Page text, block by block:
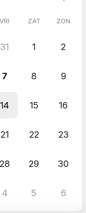
VRI ZAT ZON
31 1 2
7 8 9
14 15 16
21 22 23
28 29 30
4 5 6